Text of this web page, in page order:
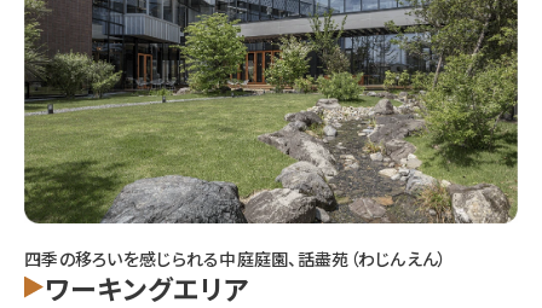
四季の移ろいを感じられる中庭庭園、話盡苑（わじんえん）
ワーキングエリア